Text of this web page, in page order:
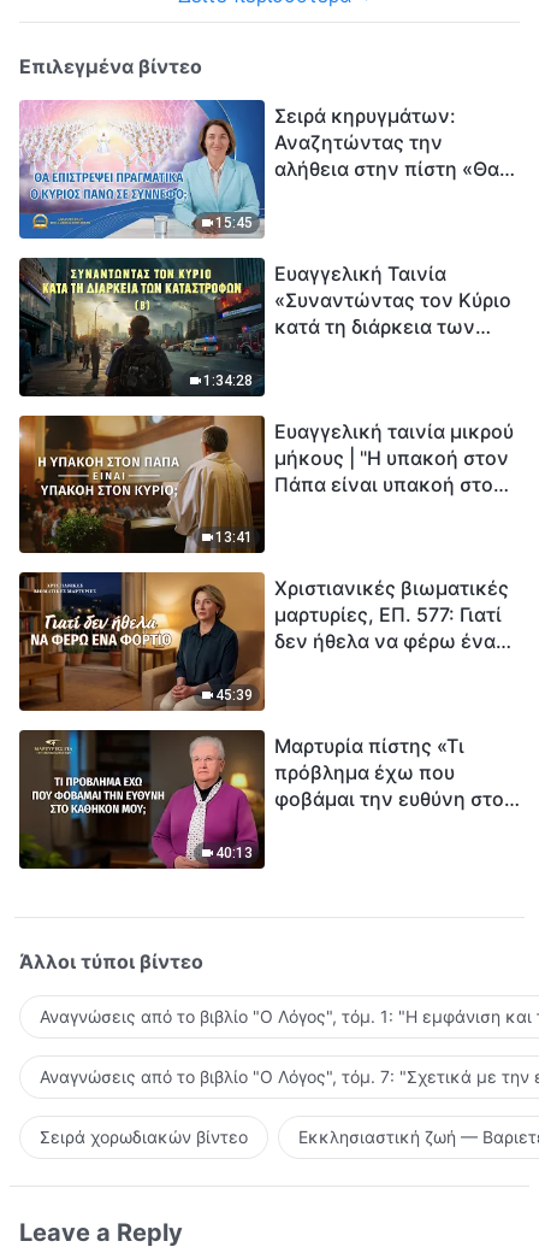
Επιλεγμένα βίντεο
15:45
Σειρά κηρυγμάτων:
Αναζητώντας την
αλήθεια στην πίστη «Θα
1:34:28
Ευαγγελική Ταινία
«Συναντώντας τον Κύριο
κατά τη διάρκεια των
εξαφάνισης». Οι
καταστροφές χτυπούν.
Ξεκινά η αντίστροφη
13:41
Ευαγγελική ταινία μικρού
μήκους | "Η υπακοή στον
Πάπα είναι υπακοή στον
45:39
Χριστιανικές βιωματικές
μαρτυρίες, ΕΠ. 577: Γιατί
δεν ήθελα να φέρω ένα
40:13
Μαρτυρία πίστης «Τι
πρόβλημα έχω που
φοβάμαι την ευθύνη στο
Άλλοι τύποι βίντεο
Αναγνώσεις από το βιβλίο "Ο Λόγος", τόμ. 1: "Η εμφάνιση
Αναγνώσεις από το βιβλίο "Ο Λόγος", τόμ. 7: "Σχετικά με την
Σειρά χορωδιακών βίντεο Εκκλησιαστική ζωή —
Leave a Reply